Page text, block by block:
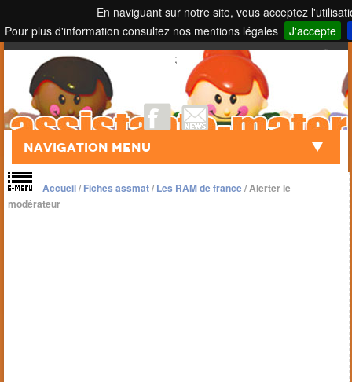
En naviguant sur notre site, vous acceptez
Pour plus d'information consultez nos mentions légales
J'accepte
Touch to Search
;
Navigation Menu
Accueil/Fiches assmat/Les RAM de france/Alerter le
modérateur